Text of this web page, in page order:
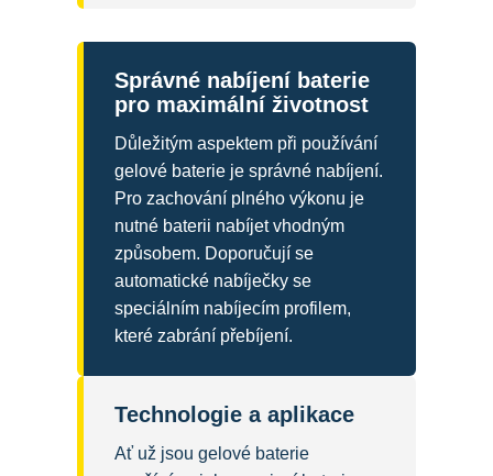
Správné nabíjení baterie
pro maximální životnost
Důležitým aspektem při používání
gelové baterie je správné nabíjení.
Pro zachování plného výkonu je
nutné baterii nabíjet vhodným
způsobem. Doporučují se
automatické nabíječky se
speciálním nabíjecím profilem,
které zabrání přebíjení.
Technologie a aplikace
Ať už jsou gelové baterie